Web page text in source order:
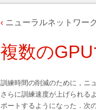
ニューラルネットワー
複数の
訓練時間の削減のために，ニ
さらに訓練速度が上げられる
ポートするようになった．次